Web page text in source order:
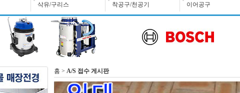
삭유/구리스
착공구/천공기
이어공구
홈 > A/S 접수 게시판